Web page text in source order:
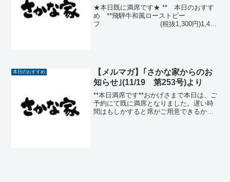
★本日既に満席です★ ** 本日のおすす
め **飛騨牛和風ローストビー
フ (税抜1,300円)1,404
本日のおすすめ
【メルマガ】｢さかな家からのお
知らせ｣(11/19 第253号)より
**本日満席です**おかげさまで本日は、ご
予約にて既に満席となりました。遅い時
間はもしかすると席がご用意できるかも